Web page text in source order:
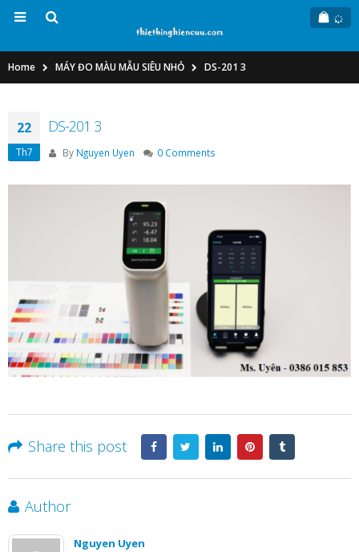
Home MÁY ĐO MÀU MẪU SIÊU NHỎ DS-201 3
22
Th7
DS-201 3
By Nguyen Uyen 0 Comments
Share this post
Author
Nguyen Uyen